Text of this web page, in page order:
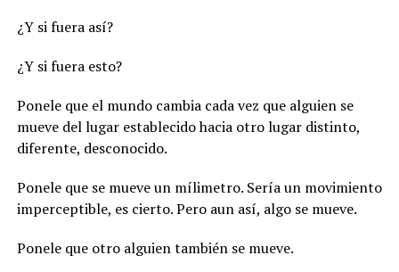
¿Y si fuera así?
¿Y si fuera esto?
Ponele que el mundo cambia cada vez que alguien se
mueve del lugar establecido hacia otro lugar distinto,
diferente, desconocido.
Ponele que se mueve un mílimetro. Sería un movimiento
imperceptible, es cierto. Pero aun así, algo se mueve.
Ponele que otro alguien también se mueve.